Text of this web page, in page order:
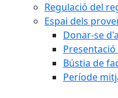
Regulació del
Espai dels
Donar-se
Bústia de
Període